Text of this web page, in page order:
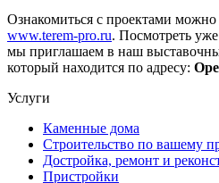
Ознакомиться с проектами можно
www.terem-pro.ru. Посмотреть
мы приглашаем в наш
который находится по адресу:
Услуги
Каменные дома
Строительство по вашему
Достройка, ремонт и
Пристройки